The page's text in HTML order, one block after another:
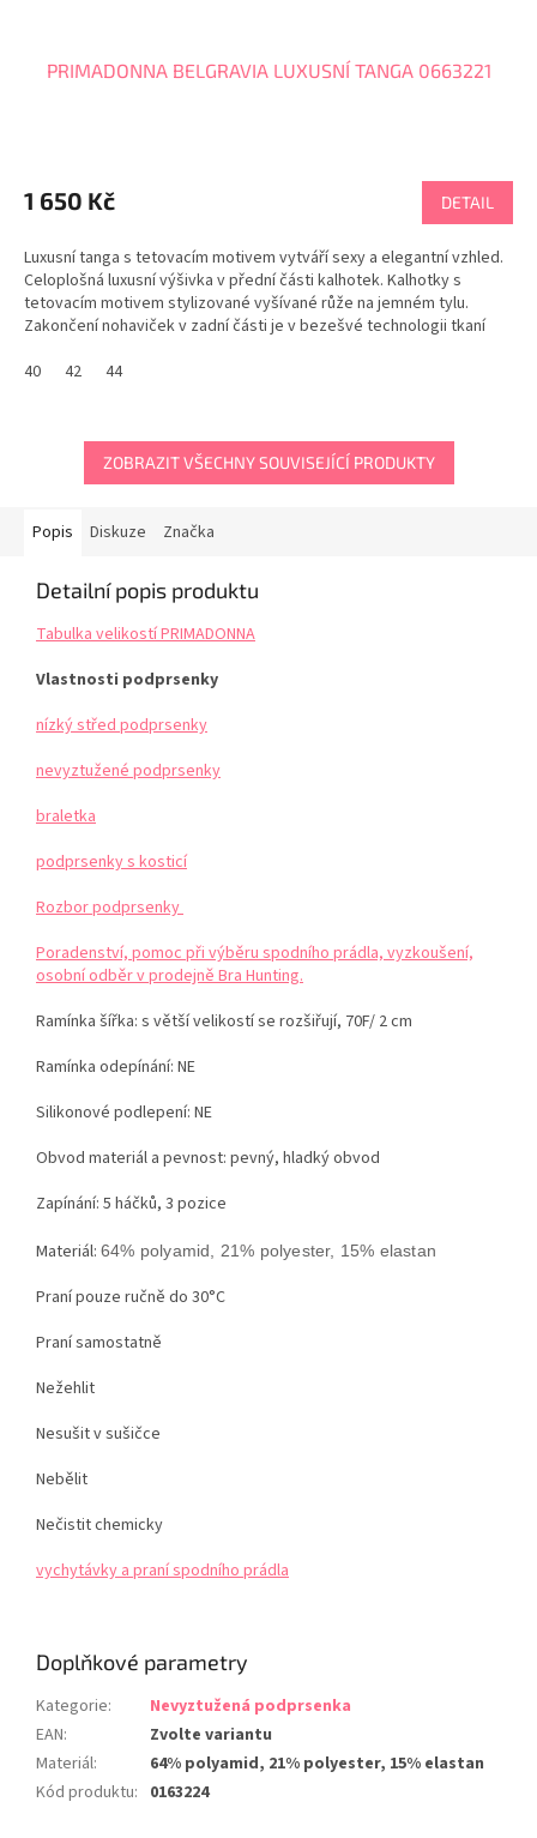
PRIMADONNA BELGRAVIA LUXUSNÍ TANGA 0663221
1 650 Kč DETAIL
Luxusní tanga s tetovacím motivem vytváří sexy a elegantní vzhled.
Celoplošná luxusní výšivka v přední části kalhotek. Kalhotky s
tetovacím motivem stylizované vyšívané růže na jemném tylu.
Zakončení nohaviček v zadní části je v bezešvé technologii tkaní
40
42 44
ZOBRAZIT VŠECHNY SOUVISEJÍCÍ PRODUKTY
Popis Diskuze Značka
Detailní popis produktu
Tabulka velikostí PRIMADONNA
Vlastnosti podprsenky
nízký střed podprsenky
nevyztužené podprsenky
braletka
podprsenky s kosticí
Rozbor podprsenky
Poradenství, pomoc při výběru spodního prádla, vyzkoušení,
osobní odběr v prodejně Bra Hunting.
Ramínka šířka: s větší velikostí se rozšiřují, 70F/ 2 cm
Ramínka odepínání: NE
Silikonové podlepení: NE
Obvod materiál a pevnost: pevný, hladký obvod
Zapínání: 5 háčků, 3 pozice
Materiál: 64% polyamid, 21% polyester, 15% elastan
Praní pouze ručně do 30°C
Praní samostatně
Nežehlit
Nesušit v sušičce
Nebělit
Nečistit chemicky
vychytávky a praní spodního prádla
Doplňkové parametry
Kategorie:
Nevyztužená podprsenka
EAN:
Zvolte variantu
Materiál:
64% polyamid, 21% polyester, 15% elastan
Kód produktu: 0163224